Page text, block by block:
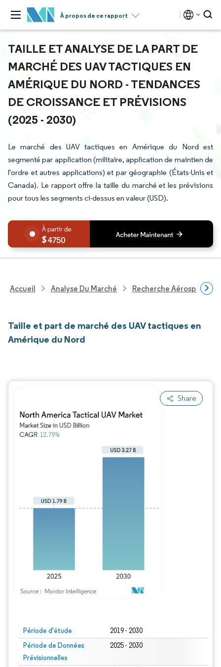
À propos de ce rapport
TAILLE ET ANALYSE DE LA PART DE
MARCHÉ DES UAV TACTIQUES EN
AMÉRIQUE DU NORD - TENDANCES
DE CROISSANCE ET PRÉVISIONS
(2025 - 2030)
Le marché des UAV tactiques en Amérique du Nord est
segmenté par application (militaire, application de maintien de
l'ordre et autres applications) et par géographie (États-Unis et
Canada). Le rapport offre la taille du marché et les prévisions
pour tous les segments ci-dessus en valeur (USD).
4750
Accueil Analyse Du Marché Recherche Aérospatiale
Taille et part de marché des UAV tactiques en
Amérique du Nord
Share
Période d'étude 2019 - 2030
Période de Données
Prévisionnelles
2025 - 2030